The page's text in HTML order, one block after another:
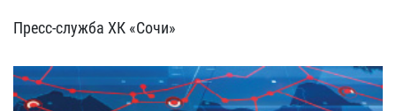
Пресс-служба ХК «Сочи»